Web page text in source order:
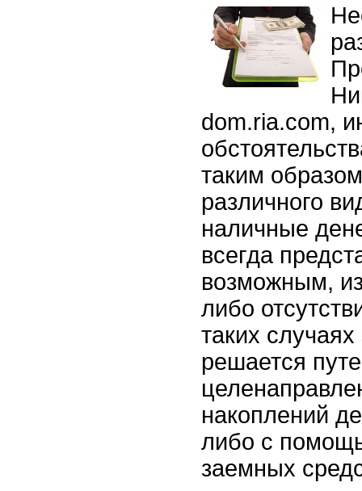
dom.ria.com,
таким
различного
наличные
всегда
возможным,
либо
таких
решается
накоплений
либо с
заемных